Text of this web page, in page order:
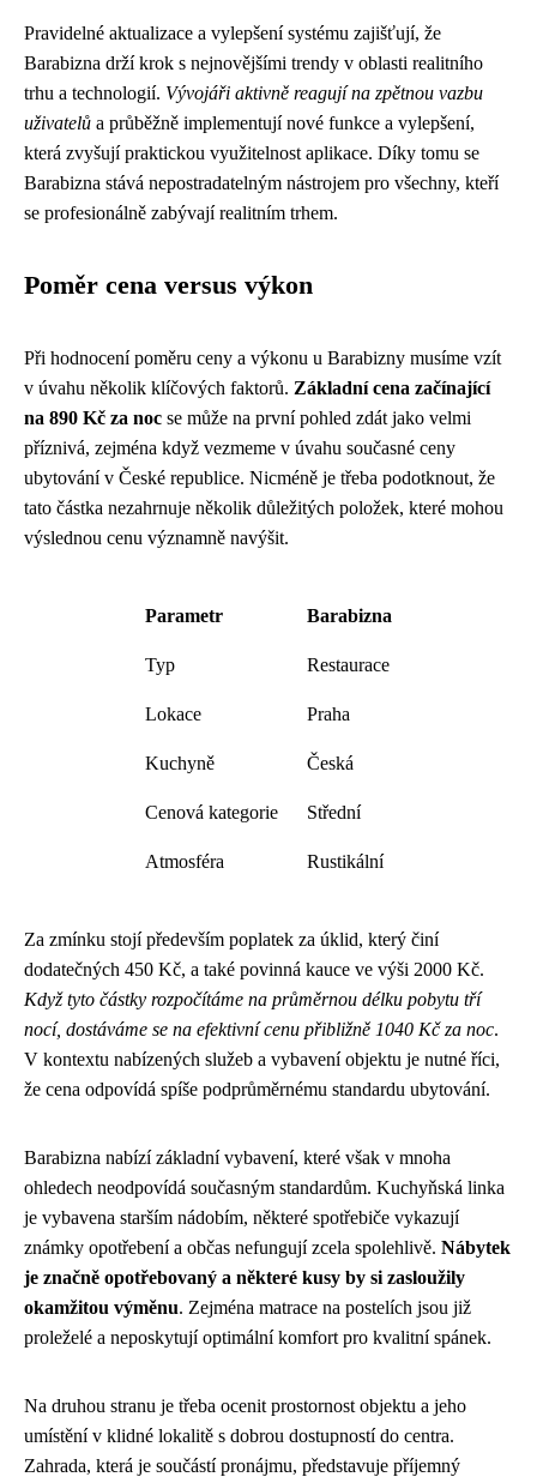
Pravidelné aktualizace a vylepšení systému zajišťují, že
Barabizna drží krok s nejnovějšími trendy v oblasti realitního
trhu a technologií. Vývojáři aktivně reagují na zpětnou vazbu
uživatelů a průběžně implementují nové funkce a vylepšení,
která zvyšují praktickou využitelnost aplikace. Díky tomu se
Barabizna stává nepostradatelným nástrojem pro všechny, kteří
se profesionálně zabývají realitním trhem.
Poměr cena versus výkon
Při hodnocení poměru ceny a výkonu u Barabizny musíme vzít
v úvahu několik klíčových faktorů. Základní cena začínající
na 890 Kč za noc se může na první pohled zdát jako velmi
příznivá, zejména když vezmeme v úvahu současné ceny
ubytování v České republice. Nicméně je třeba podotknout, že
tato částka nezahrnuje několik důležitých položek, které mohou
výslednou cenu významně navýšit.
Parametr Barabizna
Typ Restaurace
Lokace Praha
Kuchyně Česká
Cenová kategorie Střední
Atmosféra Rustikální
Za zmínku stojí především poplatek za úklid, který činí
dodatečných 450 Kč, a také povinná kauce ve výši 2000 Kč.
Když tyto částky rozpočítáme na průměrnou délku pobytu tří
nocí, dostáváme se na efektivní cenu přibližně 1040 Kč za noc.
V kontextu nabízených služeb a vybavení objektu je nutné říci,
že cena odpovídá spíše podprůměrnému standardu ubytování.
Barabizna nabízí základní vybavení, které však v mnoha
ohledech neodpovídá současným standardům. Kuchyňská linka
je vybavena starším nádobím, některé spotřebiče vykazují
známky opotřebení a občas nefungují zcela spolehlivě. Nábytek
je značně opotřebovaný a některé kusy by si zasloužily
okamžitou výměnu. Zejména matrace na postelích jsou již
proleželé a neposkytují optimální komfort pro kvalitní spánek.
Na druhou stranu je třeba ocenit prostornost objektu a jeho
umístění v klidné lokalitě s dobrou dostupností do centra.
Zahrada, která je součástí pronájmu, představuje příjemný